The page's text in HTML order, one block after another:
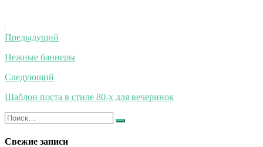
Навигация
по
записям
Предыдущий
Нежные баннеры
Следующий
Шаблон поста в стиле 80-х для вечеринок
Искать:
Найти
Свежие записи